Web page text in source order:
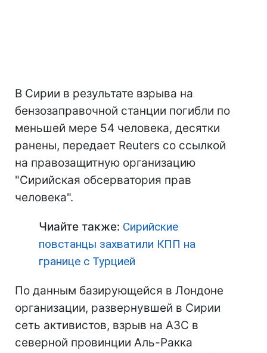
В Сирии в результате взрыва на
бензозаправочной станции погибли по
меньшей мере 54 человека, десятки
ранены, передает Reuters со ссылкой
на правозащитную организацию
"Сирийская обсерватория прав
человека".
Чиайте также: Сирийские
повстанцы захватили КПП на
границе с Турцией
По данным базирующейся в Лондоне
организации, развернувшей в Сирии
сеть активистов, взрыв на АЗС в
северной провинции Аль-Ракка